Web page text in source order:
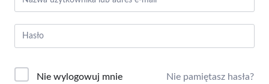
Nie wylogowuj mnie Nie pamiętasz hasła?